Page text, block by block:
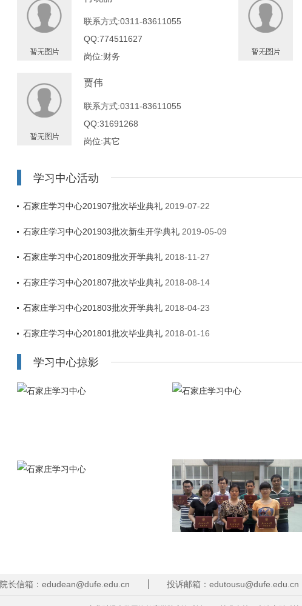
联系方式:0311-83611055
QQ:774511627
岗位:财务
贾伟
联系方式:0311-83611055
QQ:31691268
岗位:其它
学习中心活动
石家庄学习中心201907批次毕业典礼 2019-07-22
石家庄学习中心201903批次新生开学典礼 2019-05-09
石家庄学习中心201809批次开学典礼 2018-11-27
石家庄学习中心201807批次毕业典礼 2018-08-14
石家庄学习中心201803批次开学典礼 2018-04-23
石家庄学习中心201801批次毕业典礼 2018-01-16
学习中心掠影
院长信箱：edudean@dufe.edu.cn 投诉邮箱：edutousu@dufe.edu.cn